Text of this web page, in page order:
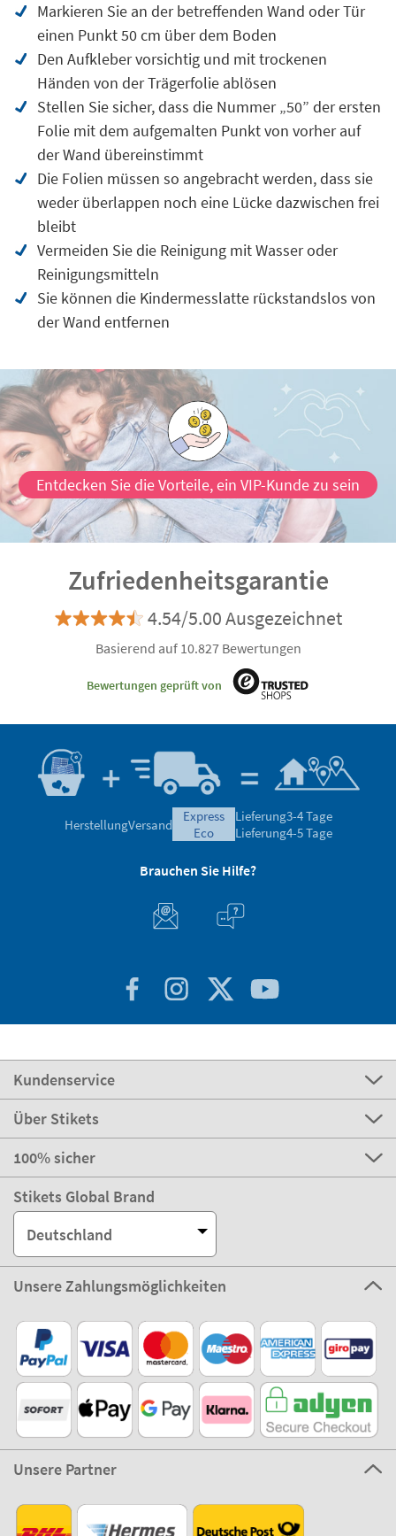
Markieren Sie an der betreffenden Wand oder Tür
einen Punkt 50 cm über dem Boden
Den Aufkleber vorsichtig und mit trockenen
Händen von der Trägerfolie ablösen
Stellen Sie sicher, dass die Nummer „50” der ersten
Folie mit dem aufgemalten Punkt von vorher auf
der Wand übereinstimmt
Die Folien müssen so angebracht werden, dass sie
weder überlappen noch eine Lücke dazwischen frei
bleibt
Vermeiden Sie die Reinigung mit Wasser oder
Reinigungsmitteln
Sie können die Kindermesslatte rückstandslos von
der Wand entfernen
Entdecken Sie die Vorteile, ein VIP-Kunde zu sein
Zufriedenheitsgarantie
4.54/5.00 Ausgezeichnet
Basierend auf 10.827 Bewertungen
Bewertungen geprüft von
HerstellungVersand
express
eco
Lieferung3-4 Tage
Lieferung4-5 Tage
Brauchen Sie Hilfe?
Kundenservice
Über Stikets
100% sicher
Stikets Global Brand
Deutschland
Unsere Zahlungsmöglichkeiten
Unsere Partner